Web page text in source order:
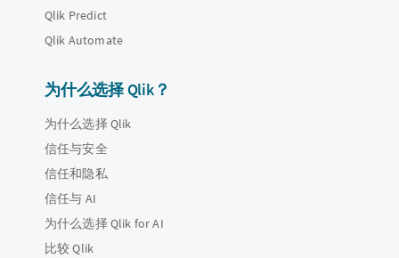
Qlik Predict
Qlik Automate
为什么选择 Qlik？
为什么选择 Qlik
信任与安全
信任和隐私
信任与 AI
为什么选择 Qlik for AI
比较 Qlik